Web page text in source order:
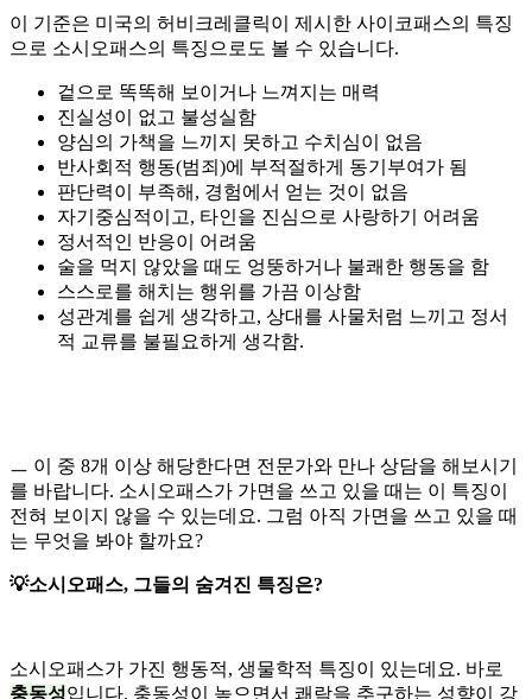
이 기준은 미국의 허비크레클릭이 제시한 사이코패스의 특징
으로 소시오패스의 특징으로도 볼 수 있습니다.
겉으로 똑똑해 보이거나 느껴지는 매력
진실성이 없고 불성실함
양심의 가책을 느끼지 못하고 수치심이 없음
반사회적 행동(범죄)에 부적절하게 동기부여가 됨
판단력이 부족해, 경험에서 얻는 것이 없음
자기중심적이고, 타인을 진심으로 사랑하기 어려움
정서적인 반응이 어려움
술을 먹지 않았을 때도 엉뚱하거나 불쾌한 행동을 함
스스로를 해치는 행위를 가끔 이상함
성관계를 쉽게 생각하고, 상대를 사물처럼 느끼고 정서
적 교류를 불필요하게 생각함.
ㅡ 이 중 8개 이상 해당한다면 전문가와 만나 상담을 해보시기
를 바랍니다. 소시오패스가 가면을 쓰고 있을 때는 이 특징이
전혀 보이지 않을 수 있는데요. 그럼 아직 가면을 쓰고 있을 때
는 무엇을 봐야 할까요?
💡소시오패스, 그들의 숨겨진 특징은?
소시오패스가 가진 행동적, 생물학적 특징이 있는데요. 바로
충동성입니다. 충동성이 높으면서 쾌락을 추구하는 성향이 강